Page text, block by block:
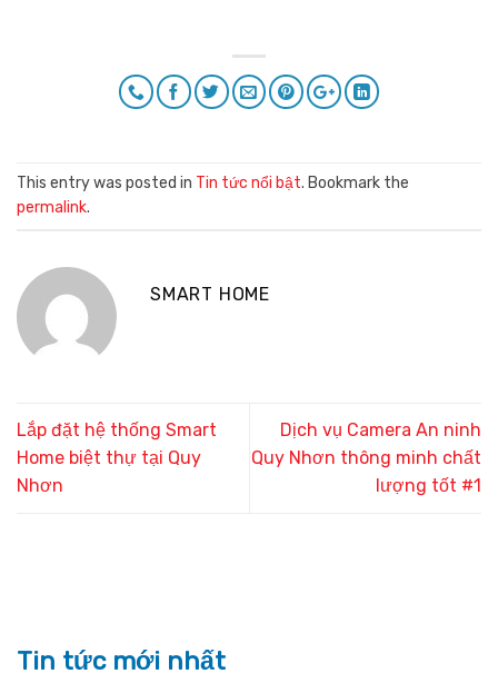
This entry was posted in Tin tức nổi bật. Bookmark the
permalink.
SMART HOME
Lắp đặt hệ thống Smart
Home biệt thự tại Quy
Nhơn
Dịch vụ Camera An ninh
Quy Nhơn thông minh chất
lượng tốt #1
Tin tức mới nhất